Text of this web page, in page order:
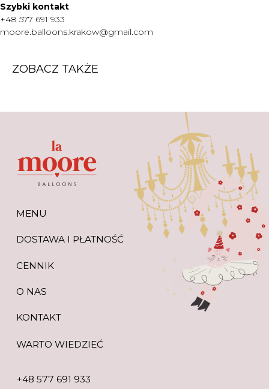
Szybki kontakt
+48 577 691 933
moore.balloons.krakow@gmail.com
ZOBACZ TAKŻE
moore.balloons.krakow@gmail.com
POLITYKA PRYWATNOŚCI